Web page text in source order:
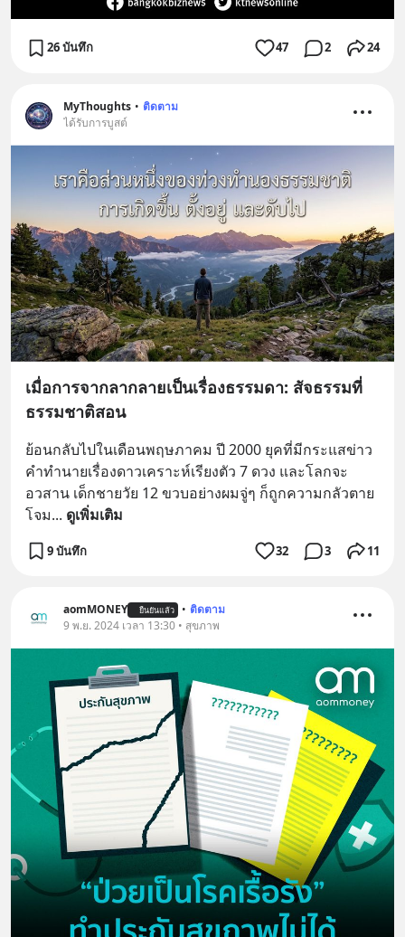
26 บันทึก 47 2 24
MyThoughts • ติดตาม
ได้รับการบูสต์
เมื่อการจากลากลายเป็นเรื่องธรรมดา: สัจธรรมที่
ธรรมชาติสอน
ย้อนกลับไปในเดือนพฤษภาคม ปี 2000 ยุคที่มีกระแสข่าว
คำทำนายเรื่องดาวเคราะห์เรียงตัว 7 ดวง และโลกจะ
อวสาน เด็กชายวัย 12 ขวบอย่างผมจู่ๆ ก็ถูกความกลัวตาย
โจม... ดูเพิ่มเติม
9 บันทึก 32 3 11
aomMONEY ยืนยันแล้ว • ติดตาม
9 พ.ย. 2024 เวลา 13:30 • สุขภาพ